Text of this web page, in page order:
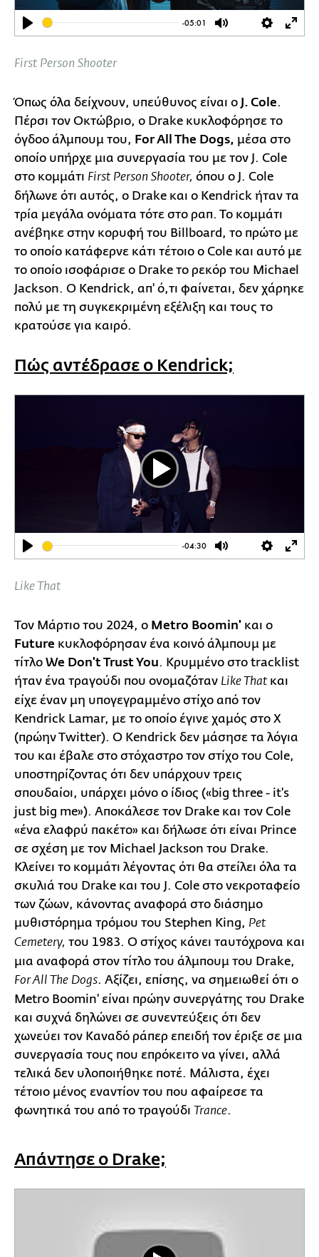
Play
-05:01
Mute Settings
First Person Shooter
Όπως όλα δείχνουν, υπεύθυνος είναι ο J. Cole.
Πέρσι τον Οκτώβριο, ο Drake κυκλοφόρησε το
όγδοο άλμπουμ του, For All The Dogs, μέσα στο
οποίο υπήρχε μια συνεργασία του με τον J. Cole
στο κομμάτι First Person Shooter, όπου ο J. Cole
δήλωνε ότι αυτός, ο Drake και ο Kendrick ήταν τα
τρία μεγάλα ονόματα τότε στο ραπ. Το κομμάτι
ανέβηκε στην κορυφή του Billboard, το πρώτο με
το οποίο κατάφερνε κάτι τέτοιο ο Cole και αυτό με
το οποίο ισοφάρισε ο Drake το ρεκόρ του Michael
Jackson. Ο Kendrick, απ' ό,τι φαίνεται, δεν χάρηκε
πολύ με τη συγκεκριμένη εξέλιξη και τους το
κρατούσε για καιρό.
Πώς αντέδρασε ο Kendrick;
Play
-04:30
Mute Settings
Play
Like That
Τον Μάρτιο του 2024, ο Metro Boomin' και ο
Future κυκλοφόρησαν ένα κοινό άλμπουμ με
τίτλο We Don't Trust You. Κρυμμένο στο tracklist
ήταν ένα τραγούδι που ονομαζόταν Like Thatκαι
είχε έναν μη υπογεγραμμένο στίχο από τον
Kendrick Lamar, με το οποίο έγινε χαμός στο X
(πρώην Τwitter). Ο Kendrick δεν μάσησε τα λόγια
του και έβαλε στο στόχαστρο τον στίχο του Cole,
υποστηρίζοντας ότι δεν υπάρχουν τρεις
σπουδαίοι, υπάρχει μόνο ο ίδιος («big three - it's
just big me»). Αποκάλεσε τον Drake και τον Cole
«ένα ελαφρύ πακέτο» και δήλωσε ότι είναι Prince
σε σχέση με τον Michael Jackson του Drake.
Κλείνει το κομμάτι λέγοντας ότι θα στείλει όλα τα
σκυλιά του Drake και του J. Cole στο νεκροταφείο
των ζώων, κάνοντας αναφορά στο διάσημο
μυθιστόρημα τρόμου του Stephen King, Pet
Cemetery, του 1983. Ο στίχος κάνει ταυτόχρονα και
μια αναφορά στον τίτλο του άλμπουμ του Drake,
For All The Dogs. Αξίζει, επίσης, να σημειωθεί ότι ο
Metro Boomin' είναι πρώην συνεργάτης του Drake
και συχνά δηλώνει σε συνεντεύξεις ότι δεν
χωνεύει τον Καναδό ράπερ επειδή τον έριξε σε μια
συνεργασία τους που επρόκειτο να γίνει, αλλά
τελικά δεν υλοποιήθηκε ποτέ. Μάλιστα, έχει
τέτοιο μένος εναντίον του που αφαίρεσε τα
φωνητικά του από το τραγούδι Trance.
Απάντησε ο Drake;